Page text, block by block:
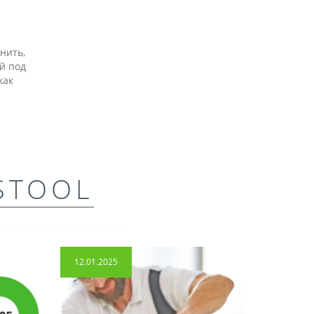
под
12.01.2025